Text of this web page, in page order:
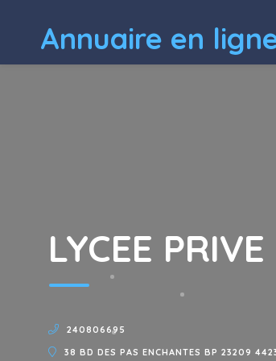
Annuaire en
LYCEE
240806695
38 BD DES PAS ENCHANTES BP 23209